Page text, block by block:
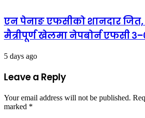
एन पेनाङ एफसीको शानदार जित,
मैत्रीपूर्ण खेलमा नेपबोर्न एफसी
5 days ago
Leave a Reply
Your email address will not be published.
marked *